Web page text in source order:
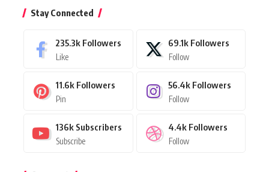
Stay Connected
235.3k Followers
Like
69.1k Followers
Follow
11.6k Followers
Pin
56.4k Followers
Follow
136k Subscribers
Subscribe
4.4k Followers
Follow